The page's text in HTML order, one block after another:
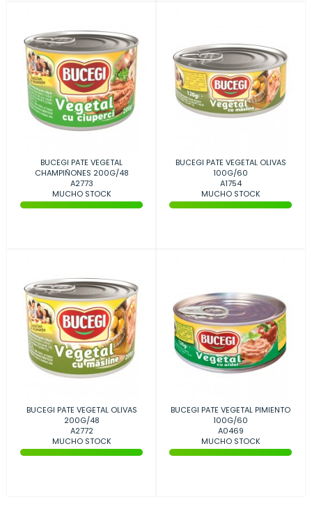
BUCEGI PATE VEGETAL
CHAMPIÑONES 200G/48
A2773
MUCHO STOCK
BUCEGI PATE VEGETAL OLIVAS
100G/60
A1754
MUCHO STOCK
BUCEGI PATE VEGETAL OLIVAS
200G/48
A2772
MUCHO STOCK
BUCEGI PATE VEGETAL PIMIENTO
100G/60
A0469
MUCHO STOCK